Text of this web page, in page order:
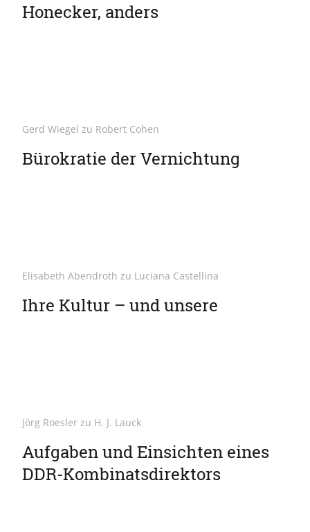
Honecker, anders
Gerd Wiegel zu Robert Cohen
Bürokratie der Vernichtung
Elisabeth Abendroth zu Luciana Castellina
Ihre Kultur – und unsere
Jörg Roesler zu H. J. Lauck
Aufgaben und Einsichten eines
DDR-Kombinatsdirektors